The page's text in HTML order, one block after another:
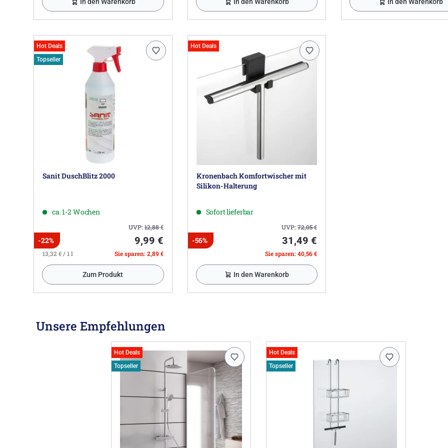
Hot Deals
Topseller
Sanit DuschBlitz 2000
ca. 1-2 Wochen
UVP:12,88€
-22% 9,99 €
13,32 € / 1 l Sie sparen: 2,89 €
Zum Produkt
Hot Deals
Kronenbach Komfortwischer mit
Silikon-Halterung
Sofort lieferbar
UVP:72,05€
-56% 31,49 €
Sie sparen: 40,56 €
In den Warenkorb
Unsere Empfehlungen
Hot Deals
Topseller
Hot Deals
Topseller